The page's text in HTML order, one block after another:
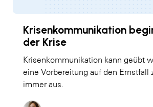
Krisenkommunikation
der Krise
Krisenkommunikation kann geübt
eine Vorbereitung auf den Ernstfall
immer aus.